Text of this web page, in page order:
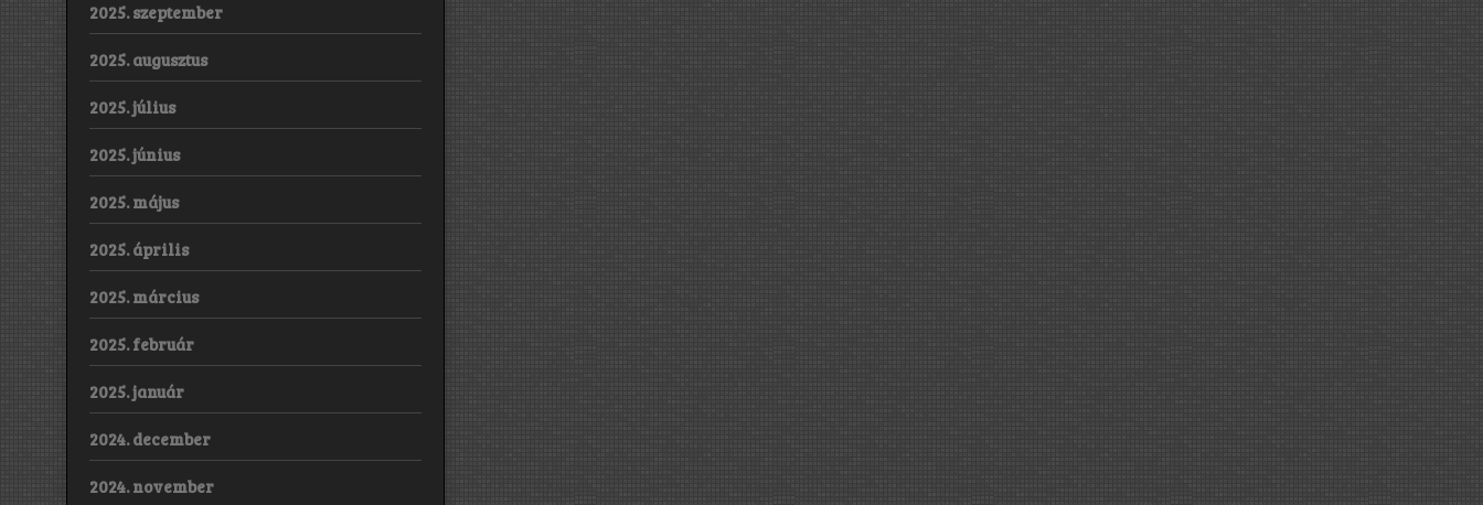
2025. szeptember
2025. augusztus
2025. július
2025. június
2025. május
2025. április
2025. március
2025. február
2025. január
2024. december
2024. november